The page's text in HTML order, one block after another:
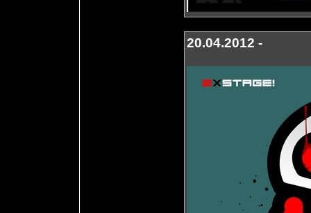
20.04.2012 -